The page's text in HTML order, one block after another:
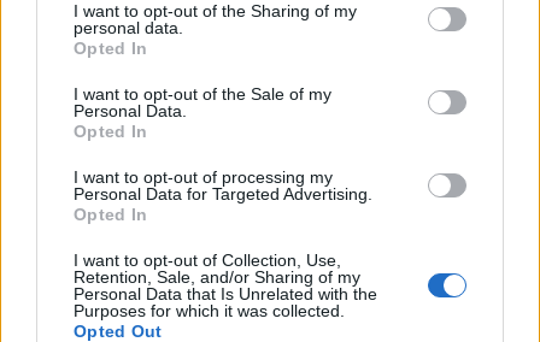
I want to opt-out of the Sharing of my
personal data.
Opted In
I want to opt-out of the Sale of my
Personal Data.
Opted In
I want to opt-out of processing my
Personal Data for Targeted Advertising.
Opted In
I want to opt-out of Collection, Use,
Retention, Sale, and/or Sharing of my
Personal Data that Is Unrelated with the
Purposes for which it was collected.
Opted Out
ΕΠΙΧΕΙΡΗΣΕΙΣ
Τι είναι το «φαινόμενο του κραγιόν» στο
Έχετε νιώσει ποτέ την ανάγκη να αγοράσετε κάτι μόνο και μόνο για
να αισθανθείτε καλύτερα; Αν ναι, δεν είστε οι μόνοι. Το «φαινόμενο
καταναλωτών να στρέφονται σε μικρές και σχετικά προσιτές
αγορές, όπως τα καλλυντικά, σε περιόδους έντονης οικονομικής ή
NEWSROOM/05 Αυγ 2026